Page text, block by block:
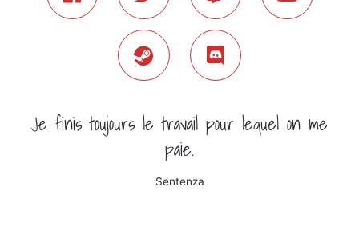
Je finis toujours le travail pour lequel on me
paie.
Sentenza